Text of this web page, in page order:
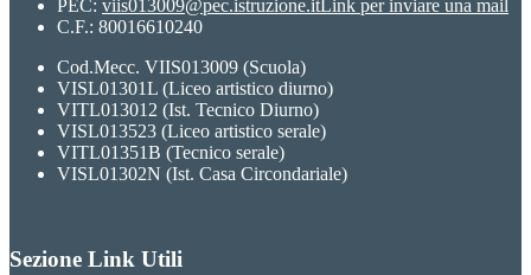
PEC: viis013009@pec.istruzione.itLink per inviare una mail
C.F.: 80016610240
Cod.Mecc. VIIS013009 (Scuola)
VISL01301L (Liceo artistico diurno)
VITL013012 (Ist. Tecnico Diurno)
VISL013523 (Liceo artistico serale)
VITL01351B (Tecnico serale)
VISL01302N (Ist. Casa Circondariale)
Sezione Link Utili